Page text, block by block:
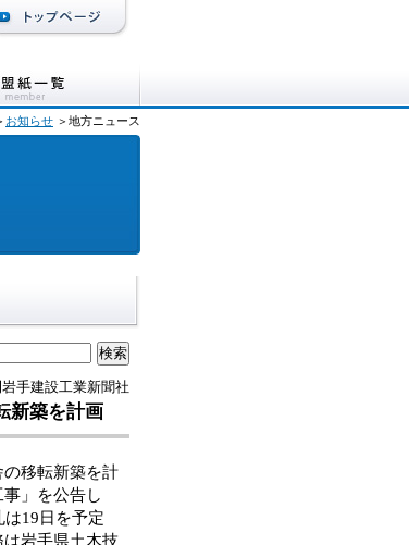
お知らせ ＞地方ニュース
岩手建設工業新聞社
新築を計画
移転新築を計
」を公告し
19日を予定
岩手県土木技